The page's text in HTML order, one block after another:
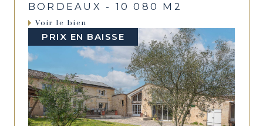
BORDEAUX - 10 080 M2
Voir le bien
PRIX EN BAISSE